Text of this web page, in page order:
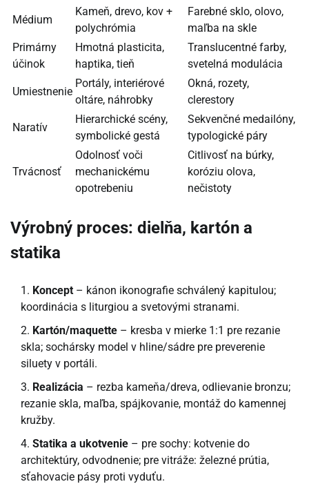
Médium
Kameň, drevo, kov +
polychrómia
Farebné sklo, olovo,
maľba na skle
Primárny
účinok
Hmotná plasticita,
haptika, tieň
Translucentné farby,
svetelná modulácia
Umiestnenie
Portály, interiérové
oltáre, náhrobky
Okná, rozety,
clerestory
Naratív
Hierarchické scény,
symbolické gestá
Sekvenčné medailóny,
typologické páry
Trvácnosť
Odolnosť voči
mechanickému
opotrebeniu
Citlivosť na búrky,
koróziu olova,
nečistoty
Výrobný proces: dielňa, kartón a
statika
Koncept – kánon ikonografie schválený kapitulou;
koordinácia s liturgiou a svetovými stranami.
Kartón/maquette – kresba v mierke 1:1 pre rezanie
skla; sochársky model v hline/sádre pre preverenie
siluety v portáli.
Realizácia – rezba kameňa/dreva, odlievanie bronzu;
rezanie skla, maľba, spájkovanie, montáž do kamennej
kružby.
Statika a ukotvenie – pre sochy: kotvenie do
architektúry, odvodnenie; pre vitráže: železné prútia,
sťahovacie pásy proti vyduťu.